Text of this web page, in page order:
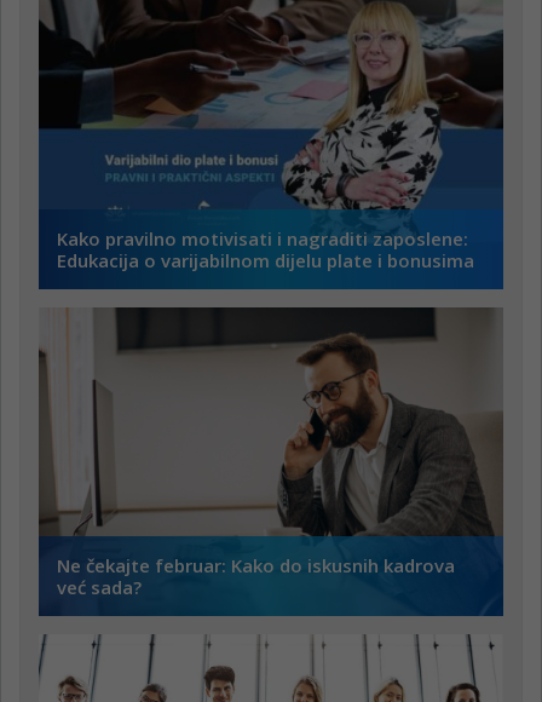
Kako pravilno motivisati i nagraditi zaposlene:
Edukacija o varijabilnom dijelu plate i bonusima
Ne čekajte februar: Kako do iskusnih kadrova
već sada?